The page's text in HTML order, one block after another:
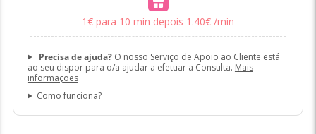
1€ para 10 min depois 1 .40€ /min
Precisa de ajuda?O nosso Serviço de Apoio ao Cliente está
ao seu dispor para o/a ajudar a efetuar a Consulta. Mais
informações
Como funciona?